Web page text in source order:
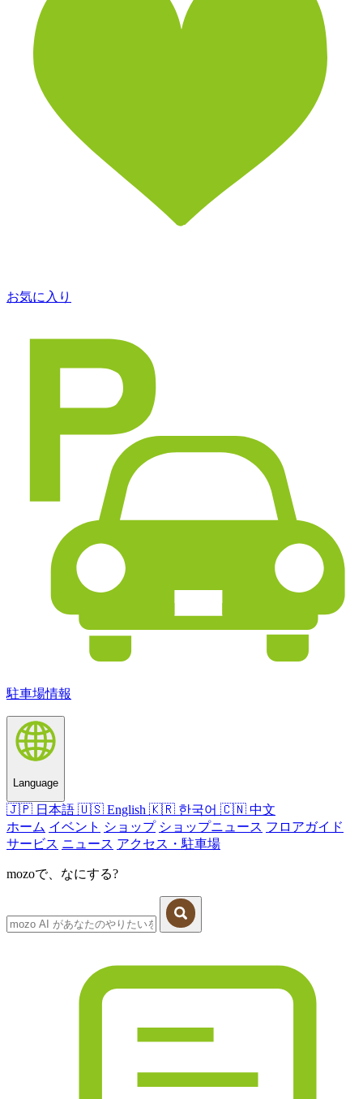
お気に入り
駐車場情報
Language
🇯🇵 日本語 🇺🇸 English 🇰🇷 한국어 🇨🇳 中文
ホーム イベント ショップ ショップニュース フロアガイド
サービス ニュース アクセス・駐車場
mozoで、なにする?